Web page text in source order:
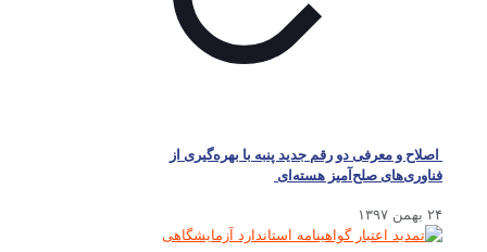
اصلاح و معرفی دو رقم جدید پنبه با بهره‌گیری از
فناوری‌های صلح‌آمیز هسته‌ای
۲۴ بهمن ۱۳۹۷